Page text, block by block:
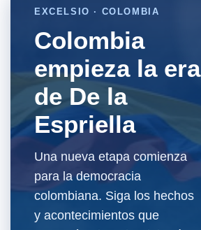
EXCELSIO · COLOMBIA
Colombia
empieza la era
de De la
Espriella
Una nueva etapa comienza
para la democracia
colombiana. Siga los hechos
y acontecimientos que